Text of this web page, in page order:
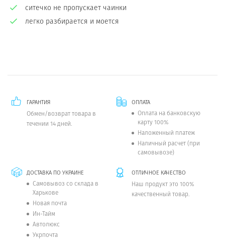
ситечко не пропускает чаинки
легко разбирается и моется
ГАРАНТИЯ
Обмен/возврат товара в
течении 14 дней.
ОПЛАТА
Оплата на банковскую
карту 100%
Наложенный платеж
Наличный расчет (при
самовывозе)
ДОСТАВКА ПО УКРАИНЕ
Самовывоз со склада в
Харькове
Новая почта
Ин-Тайм
Автолюкс
Укрпочта
ОТЛИЧНОЕ КАЧЕСТВО
Наш продукт это 100%
качественный товар.